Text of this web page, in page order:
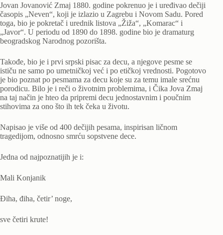
Jovan Jovanović Zmaj 1880. godine pokrenuo je i uređivao dečiji
časopis „Neven“, koji je izlazio u Zagrebu i Novom Sadu. Pored
toga, bio je pokretač i urednik listova „Žiža“, „Komarac“ i
„Javor“. U periodu od 1890 do 1898. godine bio je dramaturg
beogradskog Narodnog pozorišta.
Takođe, bio je i prvi srpski pisac za decu, a njegove pesme se
ističu ne samo po umetničkoj već i po etičkoj vrednosti. Pogotovo
je bio poznat po pesmama za decu koje su za temu imale srećnu
porodicu. Bilo je i reči o životnim problemima, i Čika Jova Zmaj
na taj način je hteo da pripremi decu jednostavnim i poučnim
stihovima za ono što ih tek čeka u životu.
Napisao je više od 400 dečijih pesama, inspirisan ličnom
tragedijom, odnosno smrću sopstvene dece.
Jedna od najpoznatijih je i:
Mali Konjanik
Điha, điha, četir’ noge,
sve četiri krute!